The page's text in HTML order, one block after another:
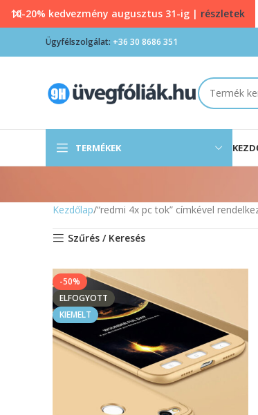
Ügyfélszolgálat: +36 30 8686 351
TERMÉKEK
Kezdőlap “redmi 4x pc tok” címkével
Szűrés / Keresés
-50%
ELFOGYOTT
KIEMELT
10-20% kedvezmény augusztus 31-ig | részletek